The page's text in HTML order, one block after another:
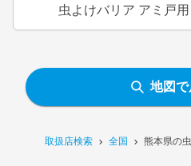
取扱店検索 全国 熊本県の
虫よけバリア アミ戸用
地図